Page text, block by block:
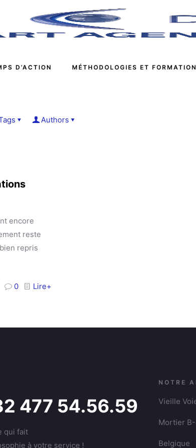
D’ACTION MÉTHODOLOGIES ET
Authors
encore
reste
repris
0 Lire+
477 54.56.59
qui fait
à votre service !
NOTRE
Vieille
Mortier
Belgique